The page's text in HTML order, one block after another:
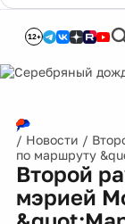
12+
/ Новости /
по маршруту
Второй
мэрией